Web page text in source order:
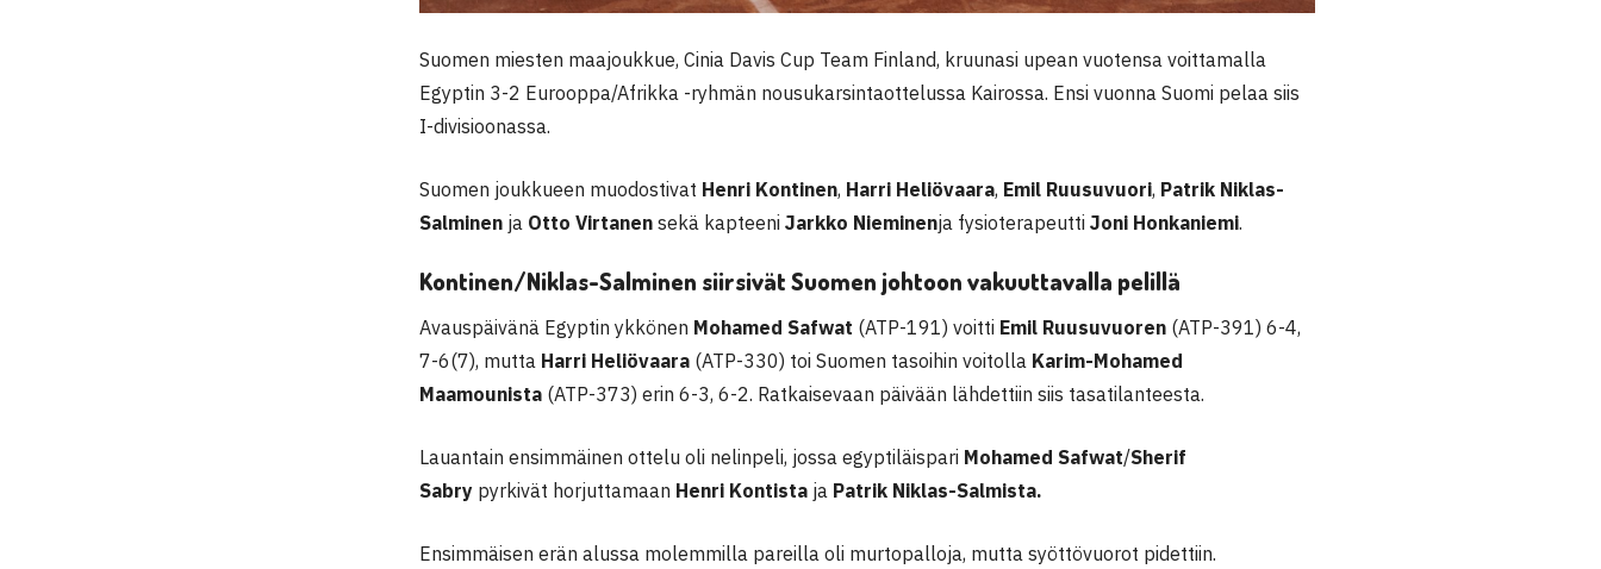
Suomen miesten maajoukkue, Cinia Davis Cup Team Finland, kruunasi upean vuotensa voittamalla
Egyptin 3-2 Eurooppa/Afrikka -ryhmän nousukarsintaottelussa Kairossa. Ensi vuonna Suomi pelaa siis
I-divisioonassa.
Suomen joukkueen muodostivat Henri Kontinen, Harri Heliövaara, Emil Ruusuvuori, Patrik Niklas-
Salminen ja Otto Virtanen sekä kapteeni Jarkko Nieminenja fysioterapeutti Joni Honkaniemi.
Kontinen/Niklas-Salminen siirsivät Suomen johtoon vakuuttavalla pelillä
Avauspäivänä Egyptin ykkönen Mohamed Safwat (ATP-191) voitti Emil Ruusuvuoren (ATP-391) 6-4,
7-6(7), mutta Harri Heliövaara (ATP-330) toi Suomen tasoihin voitolla Karim-Mohamed
Maamounista (ATP-373) erin 6-3, 6-2. Ratkaisevaan päivään lähdettiin siis tasatilanteesta.
Lauantain ensimmäinen ottelu oli nelinpeli, jossa egyptiläispari Mohamed Safwat/Sherif
Sabry pyrkivät horjuttamaan Henri Kontista ja Patrik Niklas-Salmista.
Ensimmäisen erän alussa molemmilla pareilla oli murtopalloja, mutta syöttövuorot pidettiin.